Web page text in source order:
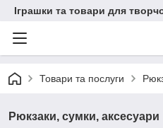
Іграшки та товари для
Товари та послуги
Рюкзаки, сумки, аксесуари